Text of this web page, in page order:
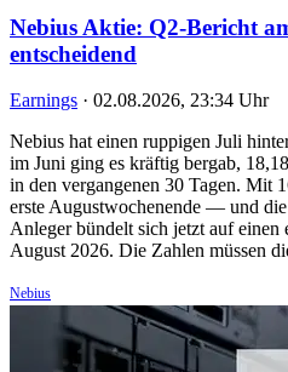
Nebius Aktie: Q2-Bericht
entscheidend
Earnings · 02.08.2026, 23:34 Uhr
Nebius hat einen ruppigen Juli
im Juni ging es kräftig bergab,
in den vergangenen 30 Tagen. Mit
erste Augustwochenende — und
Anleger bündelt sich jetzt auf einen
August 2026. Die Zahlen müssen
Nebius